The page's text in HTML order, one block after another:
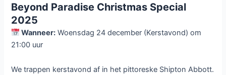
Beyond Paradise Christmas Special
2025
Wanneer: Woensdag 24 december (Kerstavond) om
21:00 uur
We trappen kerstavond af in het pittoreske Shipton Abbott.